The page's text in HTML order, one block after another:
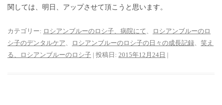
関しては、明日、アップさせて頂こうと思います。
カテゴリー: ロシアンブルーのロシ子、病院にて、
ロシアンブルーのロ
シ子のデンタルケア、 ロシアンブルーのロシ子の日々の成長記録、 笑え
る、ロシアンブルーのロシ子 | 投稿日: 2015年12月24日 |